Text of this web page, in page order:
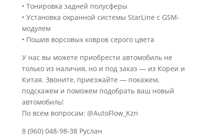
• Тонировка задней полусферы
• Установка охранной системы StarLine с GSM-
модулем
• Пошив ворсовых ковров серого цвета
У нас вы можете приобрести автомобиль не
только из наличия, но и под заказ — из Кореи и
Китая. Звоните, приезжайте — покажем,
подскажем и поможем подобрать ваш новый
автомобиль!
По всем вопросам: @AutoFlow_Kzn
8 (960) 048-98-38 Руслан